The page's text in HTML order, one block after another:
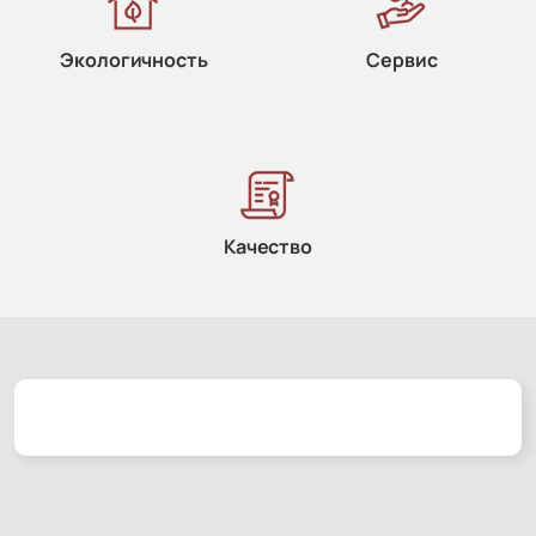
Экологичность Сервис
Качество